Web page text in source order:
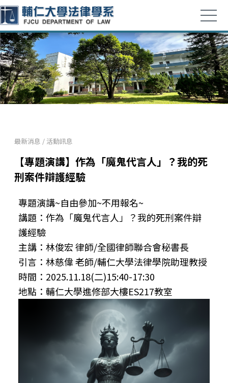
最新消息 / 活動訊息
【專題演講】作為「魔鬼代言人」？我的死
刑案件辯護經驗
專題演講~自由參加~不用報名~
講題：作為「魔鬼代言人」？我的死刑案件辯
護經驗
主講：林俊宏 律師/全國律師聯合會秘書長
引言：林慈偉 老師/輔仁大學法律學院助理教授
時間：2025.11.18(二)15:40-17:30
地點：輔仁大學進修部大樓ES217教室